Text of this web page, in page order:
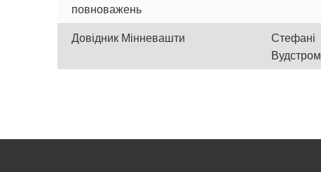
повноважень
Довідник Мінневашти
Стефані
Вудстром